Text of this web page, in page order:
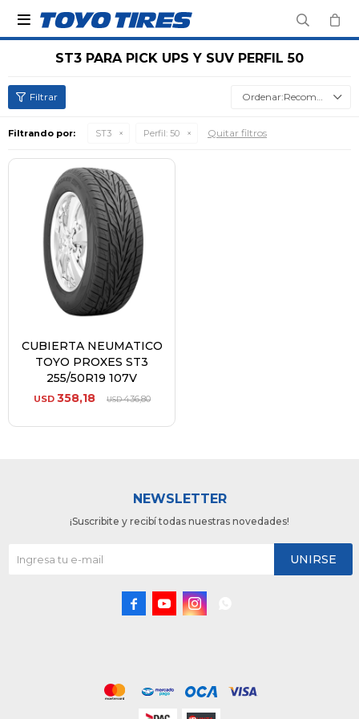

ST3 PARA PICK UPS Y SUV PERFIL 50
Recomendados
Filtrando por: ST3 Perfil: 50 Quitar filtros
CUBIERTA NEUMATICO
TOYO PROXES ST3
255/50R19 107V
USD 358,18 USD436,80
NEWSLETTER
¡Suscribite y recibí todas nuestras novedades!
UNIRSE
  